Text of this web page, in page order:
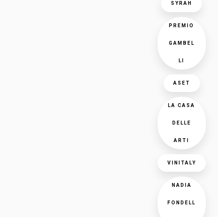
SYRAH
PREMIO
GAMBEL
LI
ASET
LA CASA
DELLE
ARTI
VINITALY
NADIA
FONDELL